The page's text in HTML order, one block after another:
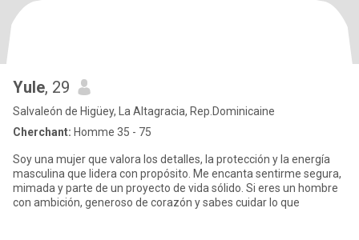
Yule, 29
Salvaleón de Higüey, La Altagracia, Rep.Dominicaine
Cherchant: Homme 35 - 75
Soy una mujer que valora los detalles, la protección y la energía
masculina que lidera con propósito. Me encanta sentirme segura,
mimada y parte de un proyecto de vida sólido. Si eres un hombre
con ambición, generoso de corazón y sabes cuidar lo que